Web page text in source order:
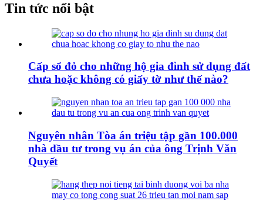
Tin tức nổi bật
Cấp sổ đỏ cho những hộ gia đình sử dụng đất
chưa hoặc không có giấy tờ như thế nào?
Nguyên nhân Tòa án triệu tập gần 100.000
nhà đầu tư trong vụ án của ông Trịnh Văn
Quyết